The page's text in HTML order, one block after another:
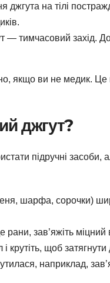
джгута на тілі
— тимчасовий захід.
якщо ви не медик.
джгут?
підручні засоби,
шарфа, сорочки)
рани, зав’яжіть міцний
крутіть, щоб
наприклад,